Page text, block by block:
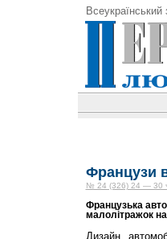
Всеукраїнський
Французи
№ 24 (326) 24 — 30
Французька
малолітражок
Дизайн